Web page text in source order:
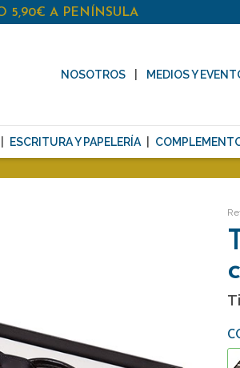
5,90€ A PENÍNSULA
NOSOTROS MEDIOS Y
ESCRITURA Y PAPELERÍA